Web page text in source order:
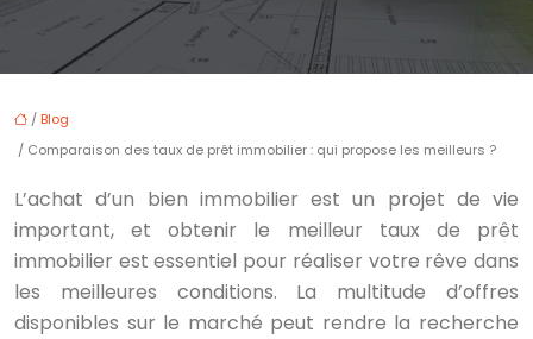
/ Blog
/ Comparaison des taux de prêt immobilier : qui propose les meilleurs ?
L’achat d’un bien immobilier est un projet de vie
important, et obtenir le meilleur taux de prêt
immobilier est essentiel pour réaliser votre rêve dans
les meilleures conditions. La multitude d’offres
disponibles sur le marché peut rendre la recherche